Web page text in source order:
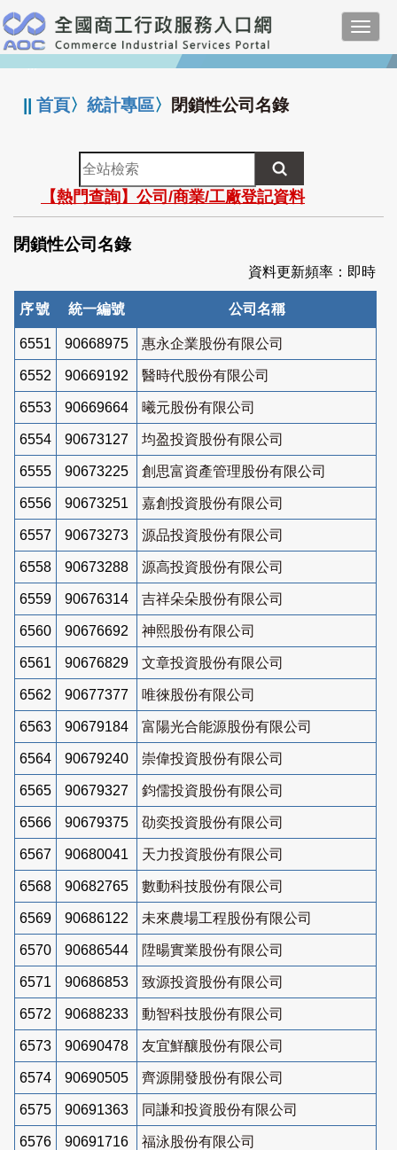
跳
到
主
要
:::
||首頁〉統計專區〉 閉鎖性公司名錄
全
站
檢
索
【熱門查詢】公司/商業/工廠登記資料
閉鎖性公司名錄
資料更新頻率：即時
序號 統一編號 公司名稱
6551 90668975 惠永企業股份有限公司
6552 90669192 醫時代股份有限公司
6553 90669664 曦元股份有限公司
6554 90673127 均盈投資股份有限公司
6555 90673225 創思富資產管理股份有限公司
6556 90673251 嘉創投資股份有限公司
6557 90673273 源品投資股份有限公司
6558 90673288 源高投資股份有限公司
6559 90676314 吉祥朵朵股份有限公司
6560 90676692 神熙股份有限公司
6561 90676829 文章投資股份有限公司
6562 90677377 唯徠股份有限公司
6563 90679184 富陽光合能源股份有限公司
6564 90679240 崇偉投資股份有限公司
6565 90679327 鈞儒投資股份有限公司
6566 90679375 劭奕投資股份有限公司
6567 90680041 天力投資股份有限公司
6568 90682765 數動科技股份有限公司
6569 90686122 未來農場工程股份有限公司
6570 90686544 陞暘實業股份有限公司
6571 90686853 致源投資股份有限公司
6572 90688233 動智科技股份有限公司
6573 90690478 友宜鮮釀股份有限公司
6574 90690505 齊源開發股份有限公司
6575 90691363 同謙和投資股份有限公司
6576 90691716 福泳股份有限公司